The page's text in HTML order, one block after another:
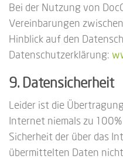
Bei der Nutzung von
Vereinbarungen
Hinblick auf den
Datenschutzerklärung:
9. Datensicherheit
Leider ist die
Internet niemals zu
Sicherheit der über das
übermittelten Daten